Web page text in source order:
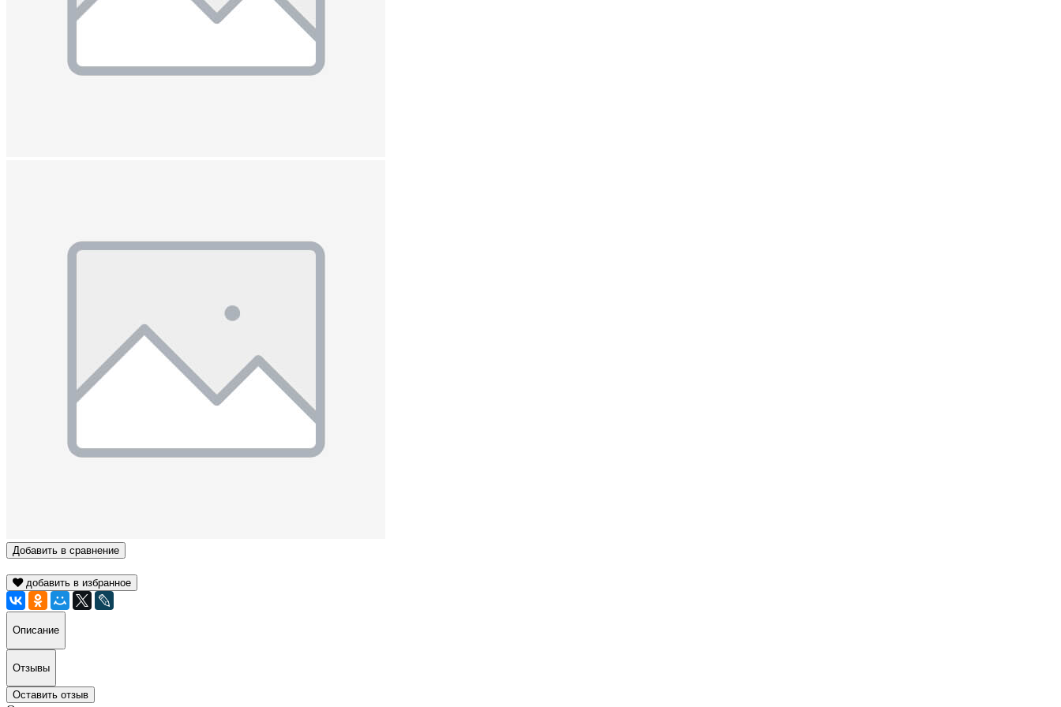
Добавить в сравнение
добавить в избранное
Описание
Отзывы
Оставить отзыв